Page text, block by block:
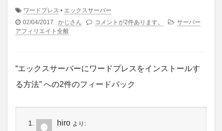
ワードプレス • エックスサーバー
02/04/2017
かじさん コメントが2件あります。
サーバー
アフィリエイト全般
“エックスサーバーにワードプレスをインストールす
る方法” への2件のフィードバック
hiro より: